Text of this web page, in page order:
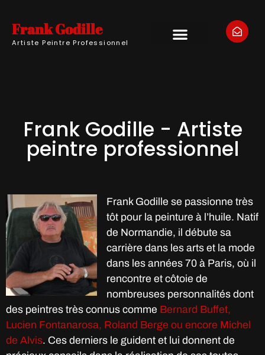
Frank Godille
Artiste Peintre Professionnel
Frank Godille - Artiste
peintre professionnel
Frank Godille se passionne très
tôt pour la peinture à l’huile. Natif
de Normandie, il débute sa
carrière dans les arts et la mode
dans les années 70 à Paris, où il
rencontre et côtoie de
nombreuses personnalités dont
des peintres très connus comme Bernard Buffet,
Lucien Fontanarosa, Roland Berge ou encore Michel
de Alvis. Ces derniers le guident et lui donnent de